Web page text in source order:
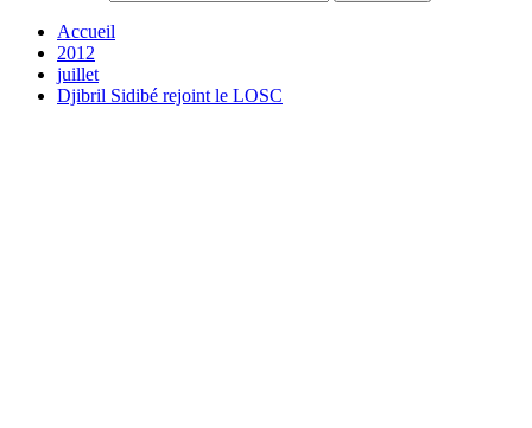
Accueil
2012
juillet
Djibril Sidibé rejoint le LOSC